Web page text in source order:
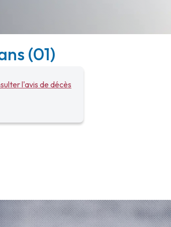
(01)
l'avis de décès